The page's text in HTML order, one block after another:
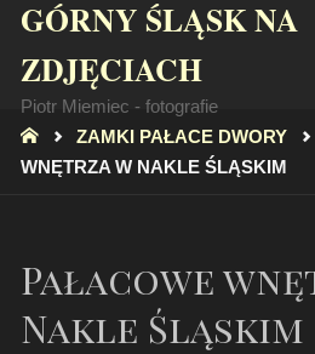
GÓRNY ŚLĄSK NA
ZDJĘCIACH
Piotr Miemiec - fotografie
STRONA
GŁÓWNA
ZAMKI PAŁACE DWORY
WNĘTRZA W NAKLE ŚLĄSKIM
Pałacowe
Nakle Śląskim